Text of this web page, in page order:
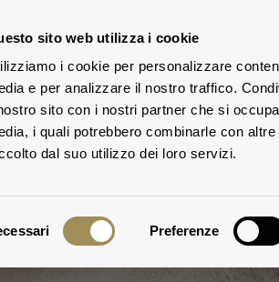
sito web utilizza i cookie
i cookie per personalizzare
e per analizzare il nostro traffico.
sito con i nostri partner che si
i quali potrebbero combinarle con
dal suo utilizzo dei loro servizi.
Preferenze